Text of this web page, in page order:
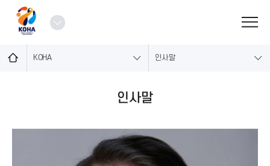
열
KOHA 인사말
인사말